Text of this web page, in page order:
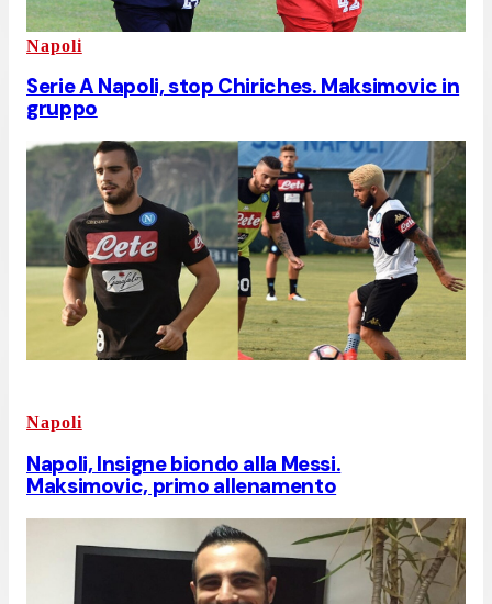
Napoli
Serie A Napoli, stop Chiriches. Maksimovic in
gruppo
Napoli
Napoli, Insigne biondo alla Messi.
Maksimovic, primo allenamento